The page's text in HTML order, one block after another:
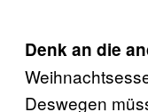
Denk an die
Deswegen